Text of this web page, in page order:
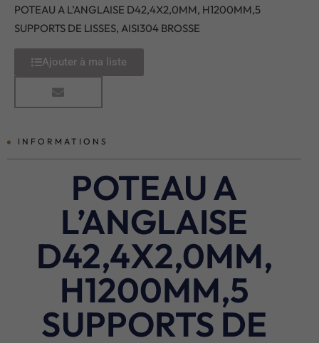
POTEAU A L’ANGLAISE D42,4X2,0MM, H1200MM,5
SUPPORTS DE LISSES, AISI304 BROSSE
Ajouter à ma liste
INFORMATIONS
POTEAU A
L’ANGLAISE
D42,4X2,0MM,
H1200MM,5
SUPPORTS DE